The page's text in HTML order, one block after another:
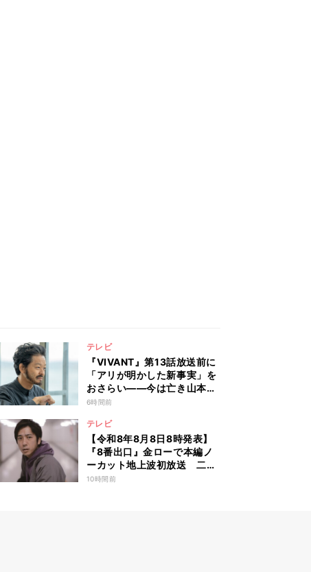
テレビ
『VIVANT』第13話放送前に
「アリが明かした新事実」を
おさらい――今は亡き山本の
扱いがSNSでも話題に
6時間前
テレビ
【令和8年8月8日8時発表】
『8番出口』金ローで本編ノ
ーカット地上波初放送 二宮
和也「まさかテレビにまで迷
10時間前